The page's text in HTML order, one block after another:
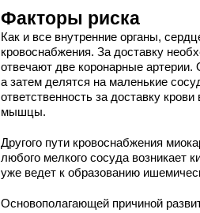
Факторы риска
Как и все внутренние органы,
кровоснабжения. За доставку
отвечают две коронарные
а затем делятся на маленькие
ответственность за доставку
мышцы.
Другого пути кровоснабжения
любого мелкого сосуда возникает
уже ведет к образованию
Основополагающей причиной